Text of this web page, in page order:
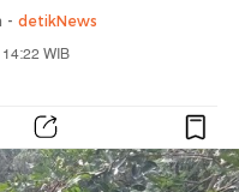
- detikNews
WIB